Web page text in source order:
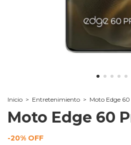
Inicio > Entretenimiento > Moto Edge 60
Moto Edge 60
-20% OFF